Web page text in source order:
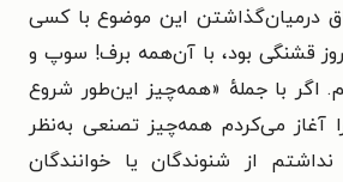
درمیان‌گذاشتن این موضوع با کسی
روز قشنگی بود، با آن‌همه برف! سوپ و
اگر با جملهٔ «همه‌چیز این‌طور شروع
آغاز می‌کردم همه‌چیز تصنعی به‌نظر
از شنوندگان یا خوانندگان